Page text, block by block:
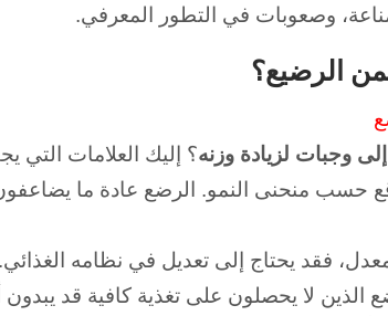
وصعوبات في التطور المعرفي.
الرضيع؟
وجبات لزيادة وزنه؟ إليك العلامات التي
الرضع عادة ما
فقد يحتاج إلى تعديل في نظامه الغذائي.
الذين لا يحصلون على تغذية كافية قد